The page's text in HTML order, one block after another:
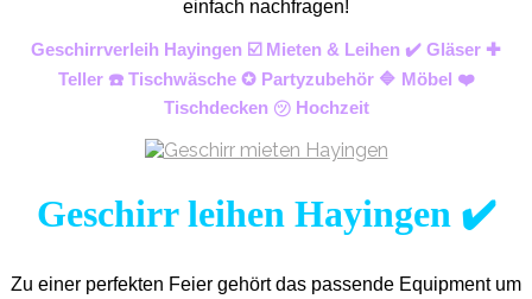
einfach nachfragen!
Geschirrverleih Hayingen ☑️ Mieten & Leihen ✔️ Gläser ✚
Teller ☎️ Tischwäsche ✪ Partyzubehör 🔷 Möbel ❤️
Tischdecken ㋡ Hochzeit
Geschirr leihen Hayingen ✔️
Zu einer perfekten Feier gehört das passende Equipment um